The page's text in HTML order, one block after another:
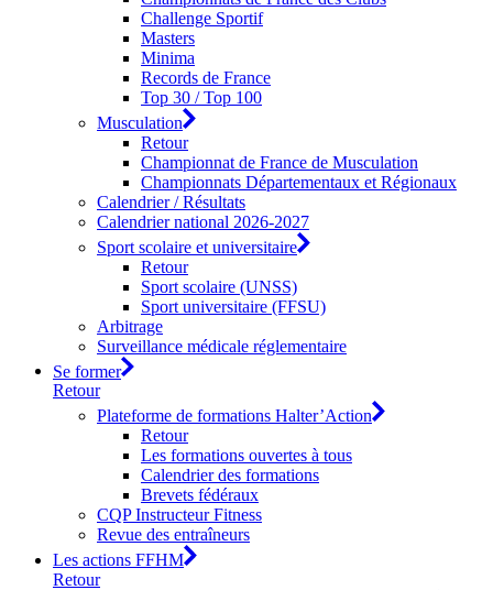
Challenge Sportif
Masters
Minima
Records de France
Top 30 / Top 100
Musculation
Retour
Championnat de France de Musculation
Championnats Départementaux et Régionaux
Calendrier / Résultats
Calendrier national 2026-2027
Sport scolaire et universitaire
Retour
Sport scolaire (UNSS)
Sport universitaire (FFSU)
Arbitrage
Surveillance médicale réglementaire
Se former
Retour
Plateforme de formations Halter’Action
Retour
Les formations ouvertes à tous
Calendrier des formations
Brevets fédéraux
CQP Instructeur Fitness
Revue des entraîneurs
Les actions FFHM
Retour